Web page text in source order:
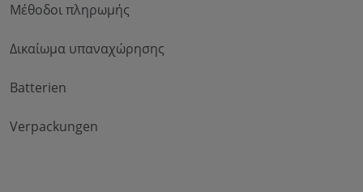
Μέθοδοι πληρωμής
Δικαίωμα υπαναχώρησης
Batterien
Verpackungen